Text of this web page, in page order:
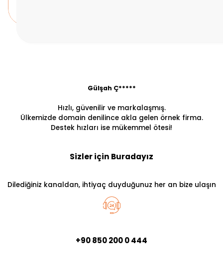
Gülşah Ç*****
Hızlı, güvenilir ve markalaşmış.
Ülkemizde domain denilince akla gelen örnek firma.
Destek hızları ise mükemmel ötesi!
Sizler için Buradayız
Dilediğiniz kanaldan, ihtiyaç duyduğunuz her an bize ulaşın
+90 850 200 0 444